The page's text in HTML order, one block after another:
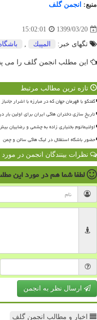
منبع: انجمن گلف
1399/03/20
15:02:01
تگهای خبر: المپیك ,
این مطلب انجمن گلف را می
تازه ترین مطالب مرتبط
گفتگو با قهرمان جهان که در مبارزه با اشرار
تاریخ سازی دختران هاکی ایران برای اولین بار
اولتیماتوم بختیاری زاده به چشمی و رضاییان
حضور باشگاه استقلال در لیگ هاکی سالن و چمن
نظرات بینندگان انجمن در
لطفا شما همدر مورد این
ارسال نظر به انجمن
اخبار و مطالب انجمن گلف